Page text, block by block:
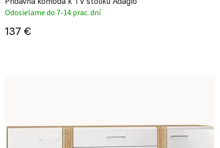
Odosielame do 7-14 prac. dní
137 €